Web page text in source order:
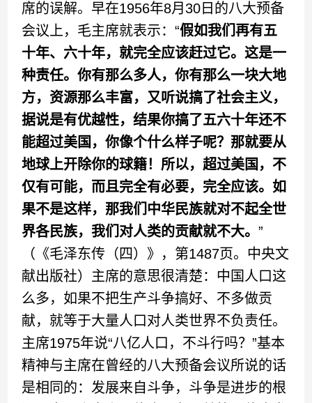
席的误解。早在1956年8月30日的八大预备
会议上，毛主席就表示：“假如我们再有五
十年、六十年，就完全应该赶过它。这是一
种责任。你有那么多人，你有那么一块大地
方，资源那么丰富，又听说搞了社会主义，
据说是有优越性，结果你搞了五六十年还不
能超过美国，你像个什么样子呢？那就要从
地球上开除你的球籍！所以，超过美国，不
仅有可能，而且完全有必要，完全应该。如
果不是这样，那我们中华民族就对不起全世
界各民族，我们对人类的贡献就不大。”
（《毛泽东传（四）》，第1487页。中央文
献出版社）主席的意思很清楚：中国人口这
么多，如果不把生产斗争搞好、不多做贡
献，就等于大量人口对人类世界不负责任。
主席1975年说“八亿人口，不斗行吗？”基本
精神与主席在曾经的八大预备会议所说的话
是相同的：发展来自斗争，斗争是进步的根